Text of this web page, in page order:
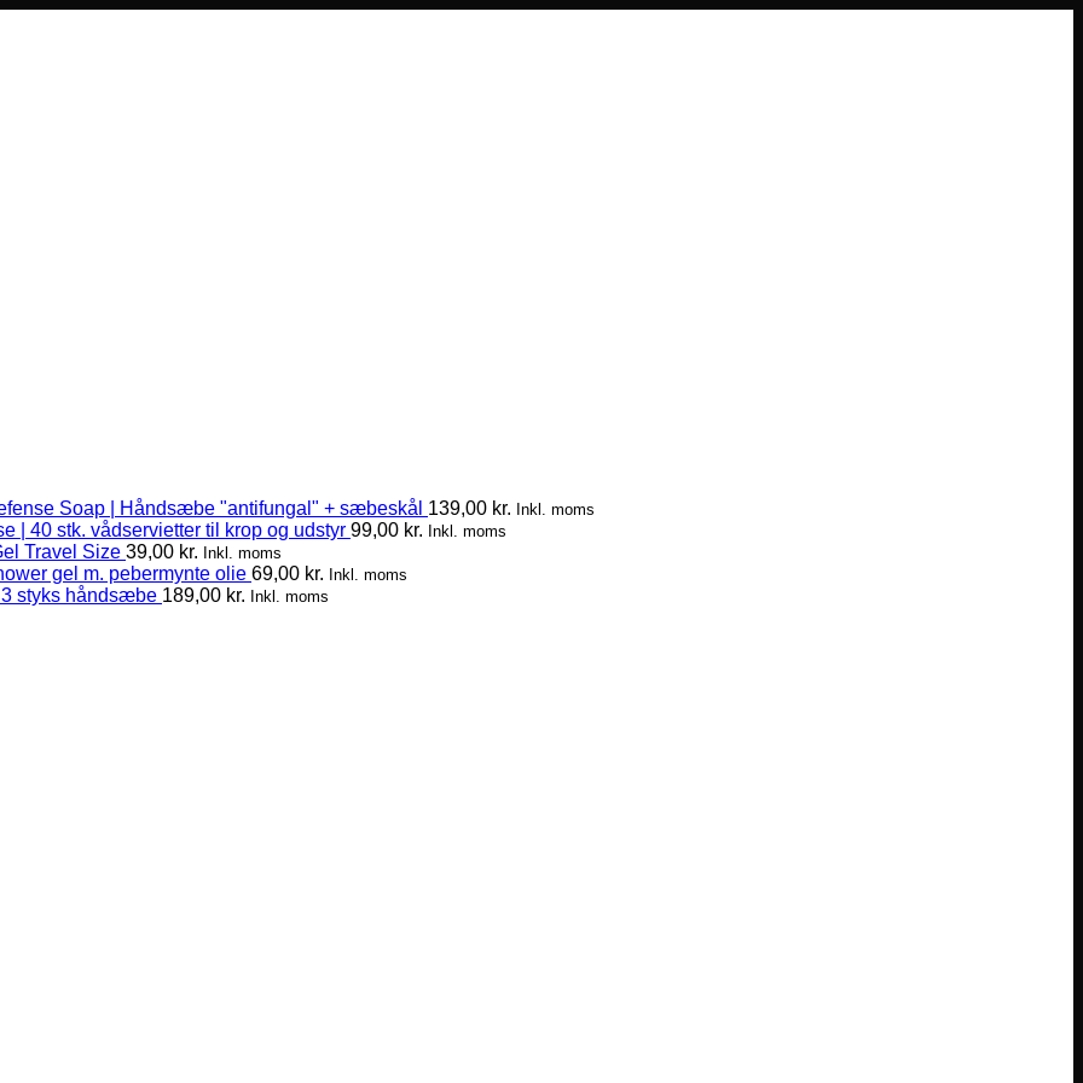
Soap | Håndsæbe "antifungal" + sæbeskål 139,00 kr. Inkl. moms
| 40 stk. vådservietter til krop og udstyr 99,00 kr. Inkl. moms
Travel Size 39,00 kr. Inkl. moms
gel m. pebermynte olie 69,00 kr. Inkl. moms
styks håndsæbe 189,00 kr. Inkl. moms